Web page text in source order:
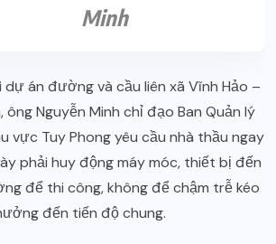
Minh
dự án đường và cầu liên xã Vĩnh Hảo –
ông Nguyễn Minh chỉ đạo Ban Quản lý
vực Tuy Phong yêu cầu nhà thầu ngay
phải huy động máy móc, thiết bị đến
để thi công, không để chậm trễ kéo
đến tiến độ chung.